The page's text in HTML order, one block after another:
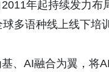
年起持续发力布
多语种线上线下培
、AI融合为翼，将